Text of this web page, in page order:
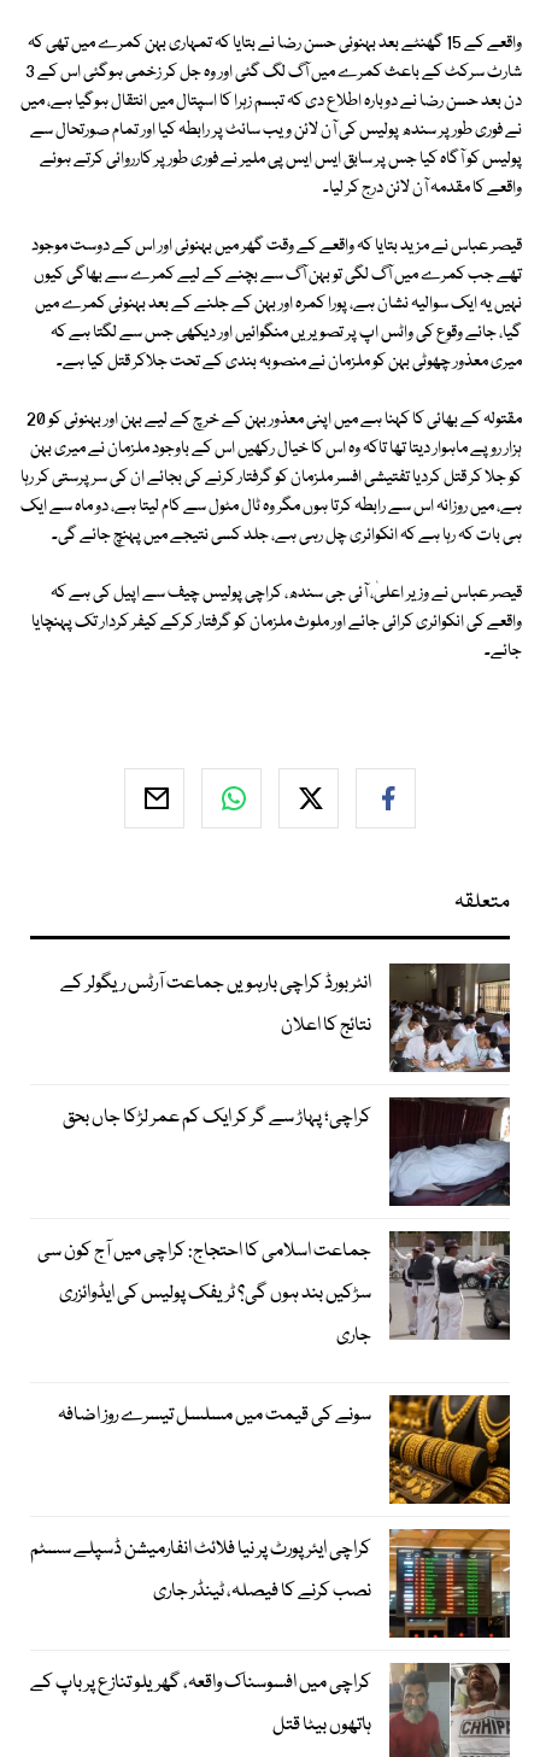
واقعے کے 15 گھنٹے بعد بہنوئی حسن رضا نے بتایا کہ تمہاری بہن کمرے میں تھی کہ
شارٹ سرکٹ کے باعث کمرے میں آگ لگ گئی اور وہ جل کر زخمی ہوگئی اس کے 3
دن بعد حسن رضا نے دوبارہ اطلاع دی کہ تبسم زہرا کا اسپتال میں انتقال ہوگیا ہے، میں
نے فوری طور پر سندھ پولیس کی آن لائن ویب سائٹ پر رابطہ کیا اور تمام صورتحال سے
پولیس کو آگاہ کیا جس پر سابق ایس ایس پی ملیر نے فوری طور پر کارروائی کرتے ہوئے
واقعے کا مقدمہ آن لائن درج کر لیا۔
قیصر عباس نے مزید بتایا کہ واقعے کے وقت گھر میں بہنوئی اور اس کے دوست موجود
تھے جب کمرے میں آگ لگی تو بہن آگ سے بچنے کے لیے کمرے سے بھاگی کیوں
نہیں یہ ایک سوالیہ نشان ہے، پورا کمرہ اور بہن کے جلنے کے بعد بہنوئی کمرے میں
گیا، جائے وقوع کی واٹس اپ پر تصویریں منگوائیں اور دیکھی جس سے لگتا ہے کہ
میری معذور چھوٹی بہن کو ملزمان نے منصوبہ بندی کے تحت جلاکر قتل کیا ہے۔
مقتولہ کے بھائی کا کہنا ہے میں اپنی معذور بہن کے خرچ کے لیے بہن اور بہنوئی کو 20
ہزار روپے ماہوار دیتا تھا تاکہ وہ اس کا خیال رکھیں اس کے باوجود ملزمان نے میری بہن
کو جلا کر قتل کردیا تفتیشی افسر ملزمان کو گرفتار کرنے کی بجائے ان کی سرپرستی کر رہا
ہے، میں روزانہ اس سے رابطہ کرتا ہوں مگر وہ ٹال مٹول سے کام لیتا ہے، دو ماہ سے ایک
ہی بات کہ رہا ہے کہ انکوائری چل رہی ہے، جلد کسی نتیجے میں پہنچ جائے گی۔
قیصر عباس نے وزیر اعلیٰ، آئی جی سندھ، کراچی پولیس چیف سے اپیل کی ہے کہ
واقعے کی انکوائری کرائی جائے اور ملوث ملزمان کو گرفتار کرکے کیفر کردار تک پہنچایا
جائے۔
متعلقہ
انٹر بورڈ کراچی بارہویں جماعت آرٹس ریگولر کے
نتائج کا اعلان
کراچی؛ پہاڑ سے گر کر ایک کم عمر لڑکا جاں بحق
جماعت اسلامی کا احتجاج: کراچی میں آج کون سی
سڑکیں بند ہوں گی؟ ٹریفک پولیس کی ایڈوائزری
جاری
سونے کی قیمت میں مسلسل تیسرے روز اضافہ
کراچی ایئرپورٹ پر نیا فلائٹ انفارمیشن ڈسپلے سسٹم
نصب کرنے کا فیصلہ، ٹینڈر جاری
کراچی میں افسوسناک واقعہ، گھریلو تنازع پر باپ کے
ہاتھوں بیٹا قتل